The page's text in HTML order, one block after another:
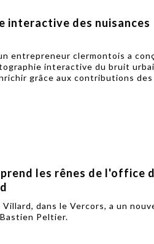
interactive des nuisances
entrepreneur clermontois a
interactive du bruit
grâce aux contributions des
les rênes de l'office
dans le Vercors, a un
Peltier.